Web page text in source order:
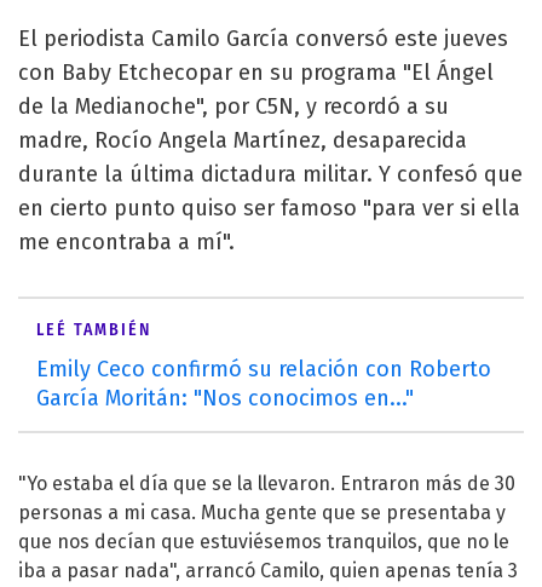
El periodista Camilo García conversó este jueves
con Baby Etchecopar en su programa "El Ángel
de la Medianoche", por C5N, y recordó a su
madre, Rocío Angela Martínez, desaparecida
durante la última dictadura militar. Y confesó que
en cierto punto quiso ser famoso "para ver si ella
me encontraba a mí".
LEÉ TAMBIÉN
Emily Ceco confirmó su relación con Roberto
García Moritán: "Nos conocimos en..."
"Yo estaba el día que se la llevaron. Entraron más de 30
personas a mi casa. Mucha gente que se presentaba y
que nos decían que estuviésemos tranquilos, que no le
iba a pasar nada", arrancó Camilo, quien apenas tenía 3